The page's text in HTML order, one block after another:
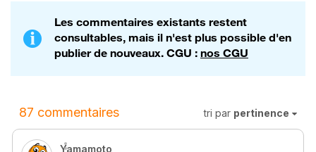
Les commentaires existants restent
consultables, mais il n'est plus possible d'en
publier de nouveaux. CGU : nos CGU